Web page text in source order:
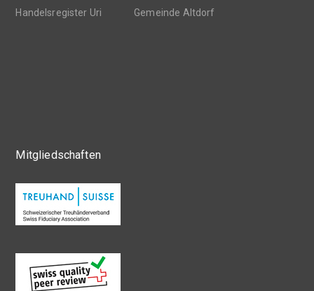
Handelsregister Uri Gemeinde Altdorf
Mitgliedschaften